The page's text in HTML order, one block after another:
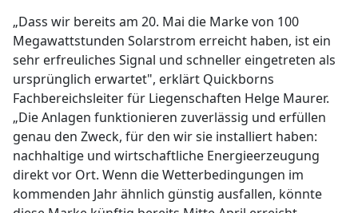
„Dass wir bereits am 20. Mai die Marke von 100
Megawattstunden Solarstrom erreicht haben, ist ein
sehr erfreuliches Signal und schneller eingetreten als
ursprünglich erwartet", erklärt Quickborns
Fachbereichsleiter für Liegenschaften Helge Maurer.
„Die Anlagen funktionieren zuverlässig und erfüllen
genau den Zweck, für den wir sie installiert haben:
nachhaltige und wirtschaftliche Energieerzeugung
direkt vor Ort. Wenn die Wetterbedingungen im
kommenden Jahr ähnlich günstig ausfallen, könnte